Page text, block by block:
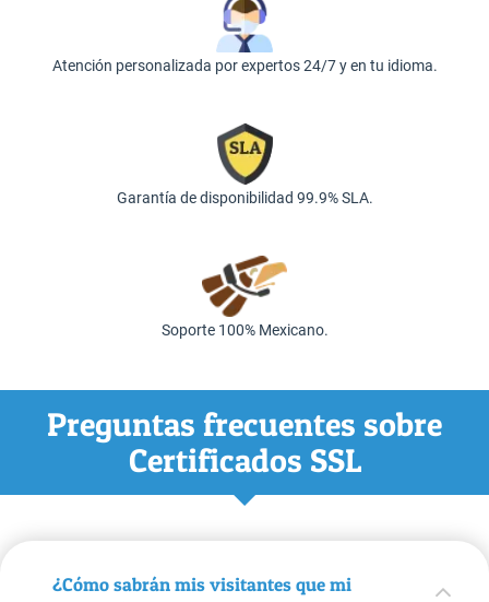
Atención personalizada por expertos 24/7 y en tu idioma.
Garantía de disponibilidad 99.9% SLA.
Soporte 100% Mexicano.
Preguntas frecuentes sobre
Certificados SSL
¿Cómo sabrán mis visitantes que mi